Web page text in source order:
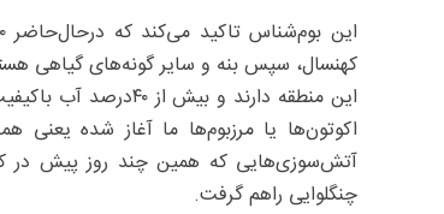
کهنسال، سپس بنه و سایر گونه‌های گیاهی
این منطقه دارند و
اکوتون‌ها یا مرزبوم‌ها ما آغاز شده یعنی
آتش‌سوزی‌هایی که همین چند روز پیش در
چنگلوایی راهم گرفت.